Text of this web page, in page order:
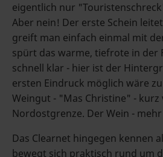
eigentlich nur
Aber nein! Der erste Schein
greift man einfach einmal mit
spürt das warme, tiefrote in der
schnell klar - hier ist der
ersten Eindruck möglich wäre
Weingut - "Mas Christine" - kurz
Nordostgrenze. Der Wein -
Das Clearnet hingegen kennen
bewegt sich praktisch rund um